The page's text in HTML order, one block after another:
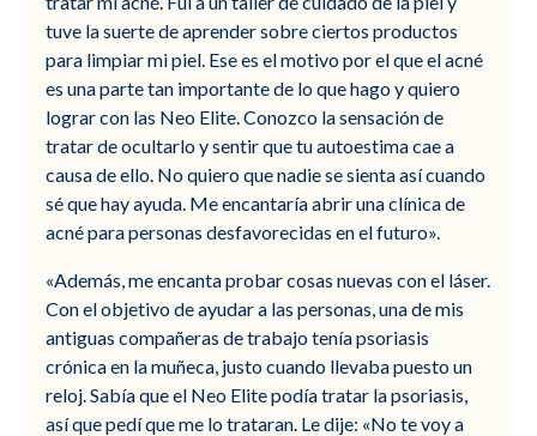
tuve la suerte de aprender sobre ciertos productos
para limpiar mi piel. Ese es el motivo por el que el acné
es una parte tan importante de lo que hago y quiero
lograr con las Neo Elite. Conozco la sensación de
tratar de ocultarlo y sentir que tu autoestima cae a
causa de ello. No quiero que nadie se sienta así cuando
sé que hay ayuda. Me encantaría abrir una clínica de
acné para personas desfavorecidas en el futuro».
«Además, me encanta probar cosas nuevas con el láser.
Con el objetivo de ayudar a las personas, una de mis
antiguas compañeras de trabajo tenía psoriasis
crónica en la muñeca, justo cuando llevaba puesto un
reloj. Sabía que el Neo Elite podía tratar la psoriasis,
así que pedí que me lo trataran. Le dije: «No te voy a